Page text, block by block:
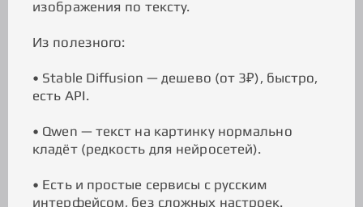
изображения по тексту.
Из полезного:
• Stable Diffusion — дешево (от 3₽), быстро,
есть API.
• Qwen — текст на картинку нормально
кладёт (редкость для нейросетей).
• Есть и простые сервисы с русским
интерфейсом, без сложных настроек.